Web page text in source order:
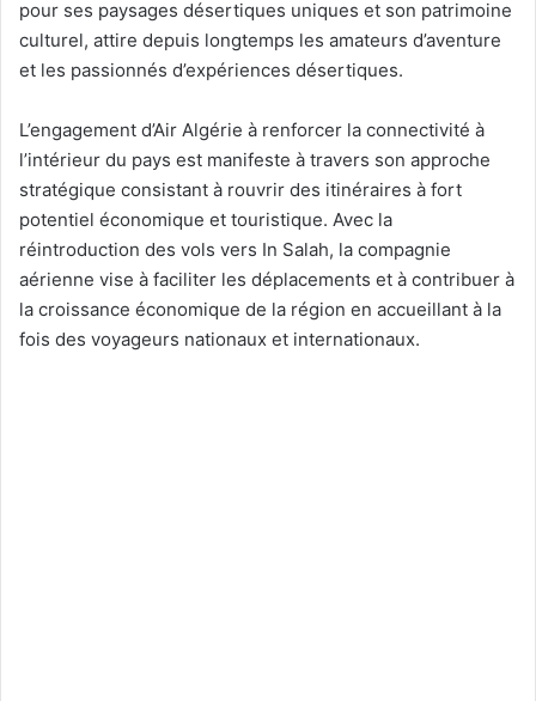
pour ses paysages désertiques uniques et son patrimoine
culturel, attire depuis longtemps les amateurs d’aventure
et les passionnés d’expériences désertiques.
L’engagement d’Air Algérie à renforcer la connectivité à
l’intérieur du pays est manifeste à travers son approche
stratégique consistant à rouvrir des itinéraires à fort
potentiel économique et touristique. Avec la
réintroduction des vols vers In Salah, la compagnie
aérienne vise à faciliter les déplacements et à contribuer à
la croissance économique de la région en accueillant à la
fois des voyageurs nationaux et internationaux.